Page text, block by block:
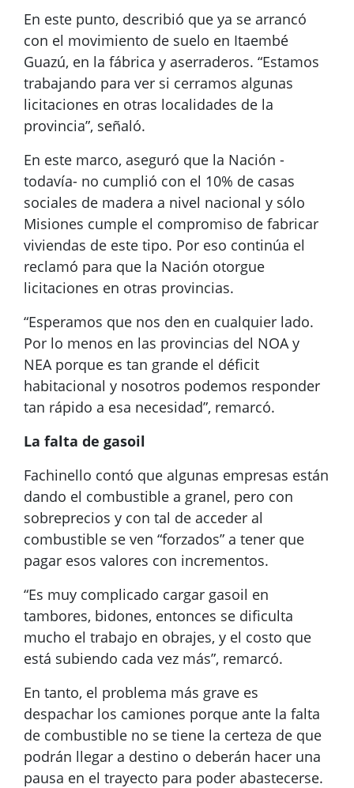
En este punto, describió que ya se arrancó
con el movimiento de suelo en Itaembé
Guazú, en la fábrica y aserraderos. “Estamos
trabajando para ver si cerramos algunas
licitaciones en otras localidades de la
provincia”, señaló.
En este marco, aseguró que la Nación -
todavía- no cumplió con el 10% de casas
sociales de madera a nivel nacional y sólo
Misiones cumple el compromiso de fabricar
viviendas de este tipo. Por eso continúa el
reclamó para que la Nación otorgue
licitaciones en otras provincias.
“Esperamos que nos den en cualquier lado.
Por lo menos en las provincias del NOA y
NEA porque es tan grande el déficit
habitacional y nosotros podemos responder
tan rápido a esa necesidad”, remarcó.
La falta de gasoil
Fachinello contó que algunas empresas están
dando el combustible a granel, pero con
sobreprecios y con tal de acceder al
combustible se ven “forzados” a tener que
pagar esos valores con incrementos.
“Es muy complicado cargar gasoil en
tambores, bidones, entonces se dificulta
mucho el trabajo en obrajes, y el costo que
está subiendo cada vez más”, remarcó.
En tanto, el problema más grave es
despachar los camiones porque ante la falta
de combustible no se tiene la certeza de que
podrán llegar a destino o deberán hacer una
pausa en el trayecto para poder abastecerse.